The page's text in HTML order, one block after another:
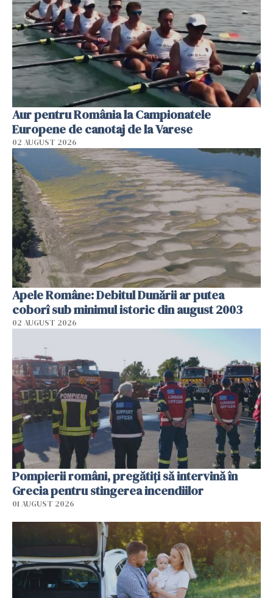
Aur pentru România la Campionatele
Europene de canotaj de la Varese
02 AUGUST 2026
Apele Române: Debitul Dunării ar putea
coborî sub minimul istoric din august 2003
02 AUGUST 2026
Pompierii români, pregătiţi să intervină în
Grecia pentru stingerea incendiilor
01 AUGUST 2026